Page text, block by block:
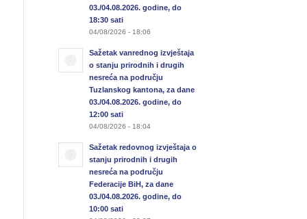
03./04.08.2026. godine, do
18:30 sati
04/08/2026 - 18:06
Sažetak vanrednog izvještaja
o stanju prirodnih i drugih
nesreća na području
Tuzlanskog kantona, za dane
03./04.08.2026. godine, do
12:00 sati
04/08/2026 - 18:04
Sažetak redovnog izvještaja o
stanju prirodnih i drugih
nesreća na području
Federacije BiH, za dane
03./04.08.2026. godine, do
10:00 sati